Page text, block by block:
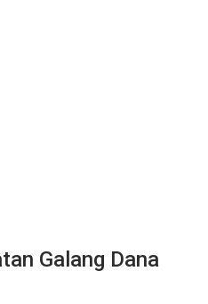
Galang Dana